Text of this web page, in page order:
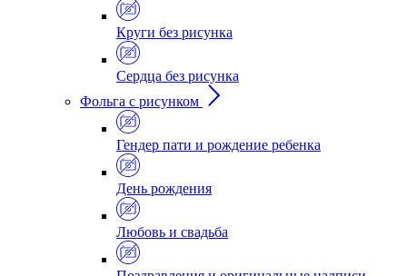
Круги без рисунка
Сердца без рисунка
Фольга с рисунком
Гендер пати и рождение ребенка
День рождения
Любовь и свадьба